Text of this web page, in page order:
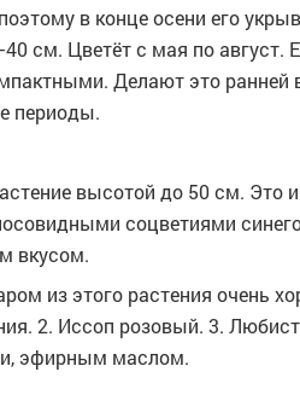
в конце осени его
см. Цветёт с мая по август.
Делают это ранней
периоды.
высотой до 50 см. Это
соцветиями
вкусом.
из этого растения очень
2. Иссоп розовый. 3.
эфирным маслом.